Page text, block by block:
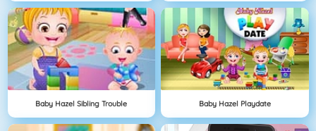
Baby Hazel Sibling Trouble Baby Hazel Playdate